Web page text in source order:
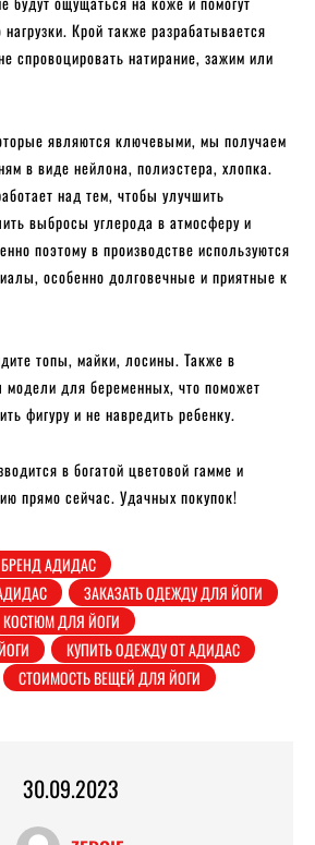
Крой также разрабатывается
спровоцировать натирание, зажим или
являются ключевыми, мы получаем
в виде нейлона, полиэстера, хлопка.
над тем, чтобы улучшить
выбросы углерода в атмосферу и
поэтому в производстве используются
особенно долговечные и приятные к
топы, майки, лосины. Также в
модели для беременных, что поможет
фигуру и не навредить ребенку.
в богатой цветовой гамме и
прямо сейчас. Удачных покупок!
БРЕНД АДИДАС
ЗАКАЗАТЬ ОДЕЖДУ ДЛЯ ЙОГИ
КОСТЮМ ДЛЯ ЙОГИ
КУПИТЬ ОДЕЖДУ ОТ АДИДАС
СТОИМОСТЬ ВЕЩЕЙ ДЛЯ ЙОГИ
30.09.2023